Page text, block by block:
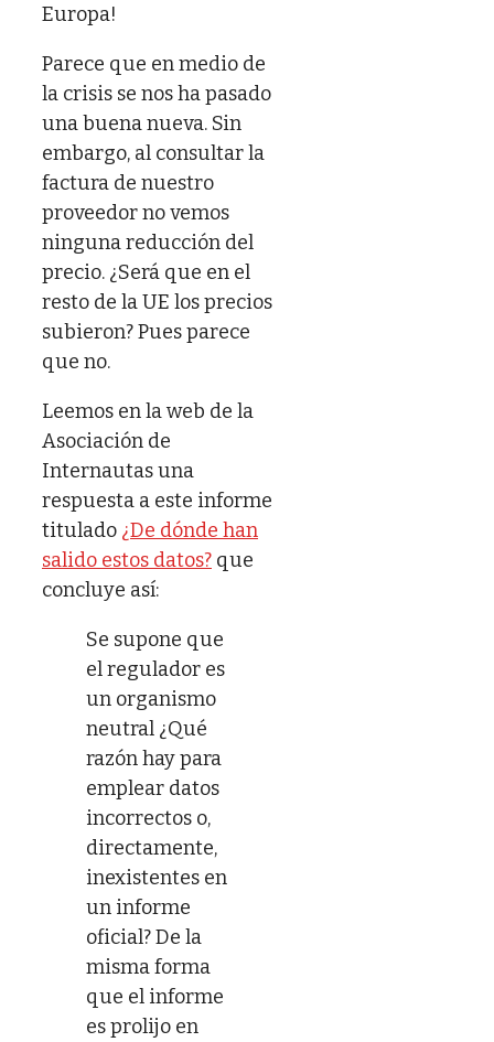
Europa!
Parece que en medio de
la crisis se nos ha pasado
una buena nueva. Sin
embargo, al consultar la
factura de nuestro
proveedor no vemos
ninguna reducción del
precio. ¿Será que en el
resto de la UE los precios
subieron? Pues parece
que no.
Leemos en la web de la
Asociación de
Internautas una
respuesta a este informe
titulado ¿De dónde han
salido estos datos? que
concluye así:
Se supone que
el regulador es
un organismo
neutral ¿Qué
razón hay para
emplear datos
incorrectos o,
directamente,
inexistentes en
un informe
oficial? De la
misma forma
que el informe
es prolijo en